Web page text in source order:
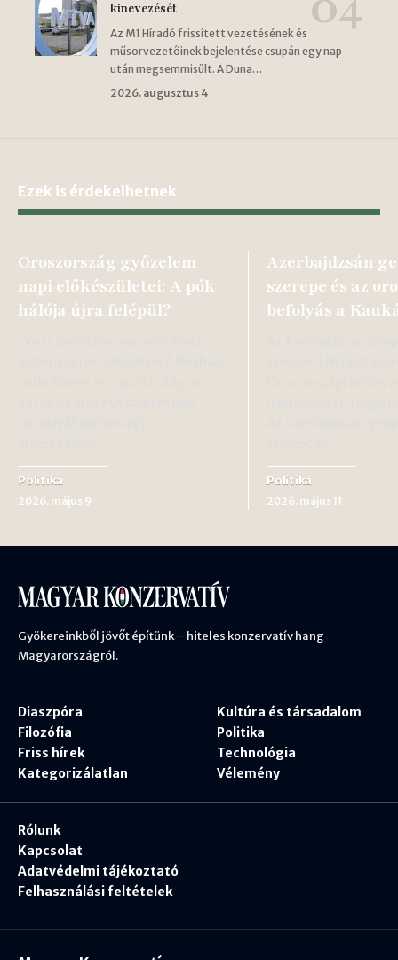
kinevezését
Az M1 Híradó frissített vezetésének és
műsorvezetőinek bejelentése csupán egy nap
után megsemmisült. A Duna…
2026. augusztus 4
Ezek is érdekelhetnek
Oroszország győzelem
napi előkészületei: A pók
hálója újra felépül?
Politika
2026. május 9
Azerbajdzsán
szerepe és az
befolyás a
Politika
2026. május 11
Gyökereinkből jövőt építünk – hiteles konzervatív hang
Magyarországról.
Diaszpóra
Filozófia
Friss hírek
Kategorizálatlan
Kultúra és társadalom
Politika
Technológia
Vélemény
Rólunk
Kapcsolat
Adatvédelmi tájékoztató
Felhasználási feltételek